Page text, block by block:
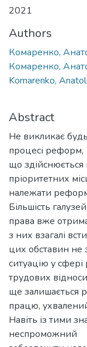
2021
Authors
Комаренко,
Комаренко,
Komarenko,
Abstract
Не викликає
процесі реформ,
що
пріоритетних
належати
Більшість галузей
права вже
з них взагалі
цих обставин
ситуацію у
трудових
ще залишається
працю,
Навіть із тими
неспроможний